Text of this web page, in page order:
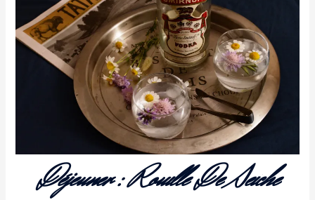
Déjeuner : Rouille De Seiche